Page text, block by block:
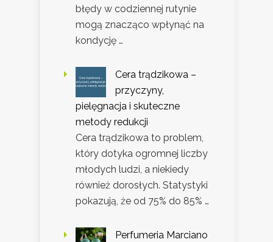
błędy w codziennej rutynie
mogą znacząco wpłynąć na
kondycję …
Cera trądzikowa –
przyczyny,
pielęgnacja i skuteczne
metody redukcji
Cera trądzikowa to problem,
który dotyka ogromnej liczby
młodych ludzi, a niekiedy
również dorosłych. Statystyki
pokazują, że od 75% do 85% …
Perfumeria Marciano